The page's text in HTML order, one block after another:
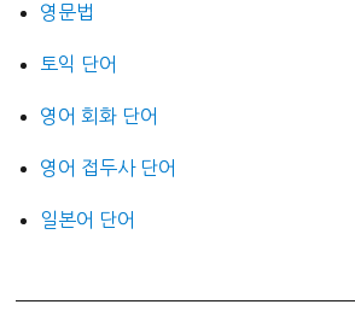
영문법
토익 단어
영어 회화 단어
영어 접두사 단어
일본어 단어